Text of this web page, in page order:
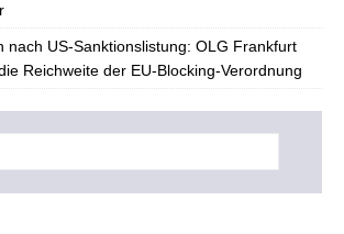
nach US-Sanktionslistung: OLG Frankfurt
Reichweite der EU-Blocking-Verordnung